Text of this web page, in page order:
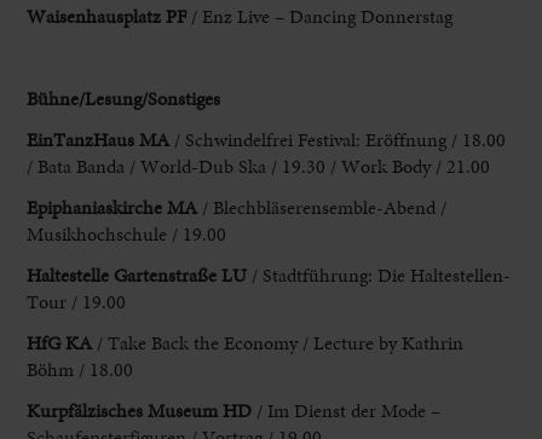
Waisenhausplatz PF/ Enz Live – Dancing Donnerstag
Bühne/Lesung/Sonstiges
EinTanzHaus MA / Schwindelfrei Festival: Eröffnung / 18.00
/ Bata Banda / World-Dub Ska / 19.30 / Work Body / 21.00
Epiphaniaskirche MA / Blechbläserensemble-Abend /
Musikhochschule / 19.00
Haltestelle Gartenstraße LU / Stadtführung: Die Haltestellen-
Tour / 19.00
HfG KA / Take Back the Economy / Lectureby Kathrin
Böhm / 18.00
Kurpfälzisches Museum HD / Im Dienst derMode –